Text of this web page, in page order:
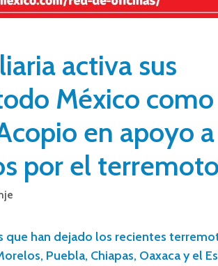
activa sus
México como
en apoyo a
por el
que han dejado los recientes
Puebla, Chiapas, Oaxaca y el